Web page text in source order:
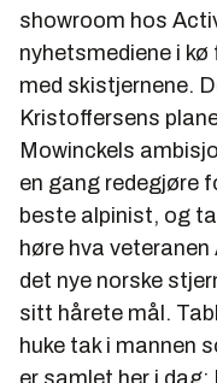
showroom hos
nyhetsmediene i
med skistjernene.
Kristoffersens
Mowinckels
en gang redegjøre
beste alpinist, og
høre hva veteranen
det nye norske
sitt hårete mål.
huke tak i mannen
er samlet her i dag: